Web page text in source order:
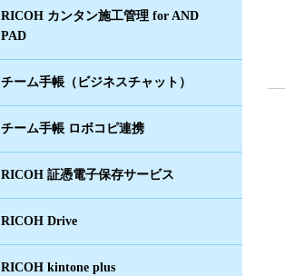
RICOH カンタン施工管理 for AND
PAD
チーム手帳（ビジネスチャット）
チーム手帳 ロボコピ連携
RICOH 証憑電子保存サービス
RICOH Drive
RICOH kintone plus